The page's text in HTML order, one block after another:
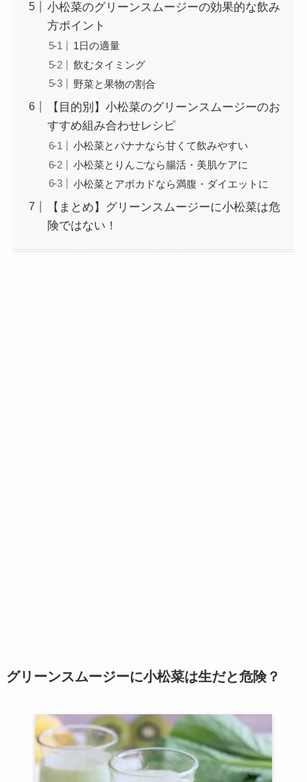
小松菜のグリーンスムージーの効果的な飲み
方ポイント
1日の適量
飲むタイミング
野菜と果物の割合
【目的別】小松菜のグリーンスムージーのお
すすめ組み合わせレシピ
小松菜とバナナなら甘くて飲みやすい
小松菜とりんごなら腸活・美肌ケアに
小松菜とアボカドなら満腹・ダイエットに
【まとめ】グリーンスムージーに小松菜は危
険ではない！
グリーンスムージーに小松菜は生だと危険？